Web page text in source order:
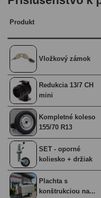
Produkt
Vložkový zámok
Redukcia 13/7 CH
mini
Kompletné koleso
155/70 R13
SET - oporné
koliesko + držiak
Plachta s
konštrukciou na...